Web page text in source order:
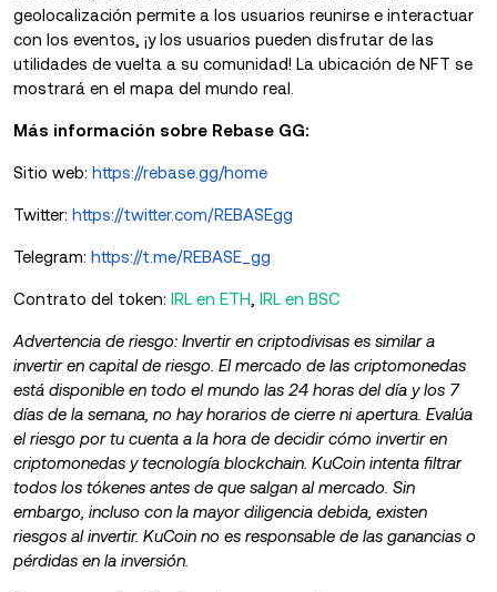
geolocalización permite a los usuarios reunirse e interactuar
con los eventos, ¡y los usuarios pueden disfrutar de las
utilidades de vuelta a su comunidad! La ubicación de NFT se
mostrará en el mapa del mundo real.
Más información sobre Rebase GG:
Sitio web: https://rebase.gg/home
Twitter: https://twitter.com/REBASEgg
Telegram: https://t.me/REBASE_gg
Contrato del token: IRL en ETH IRL en BSC
Advertencia de riesgo: Invertir en criptodivisas es similar a
invertir en capital de riesgo. El mercado de las criptomonedas
está disponible en todo el mundo las 24 horas del día y los 7
días de la semana, no hay horarios de cierre ni apertura. Evalúa
el riesgo por tu cuenta a la hora de decidir cómo invertir en
criptomonedas y tecnología blockchain. KuCoin intenta filtrar
todos los tókenes antes de que salgan al mercado. Sin
embargo, incluso con la mayor diligencia debida, existen
riesgos al invertir. KuCoin no es responsable de las ganancias o
pérdidas en la inversión.